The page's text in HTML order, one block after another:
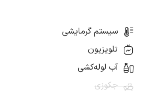
سیستم گرمایشی
تلویزیون
آب لوله‌کشی
جکوزی